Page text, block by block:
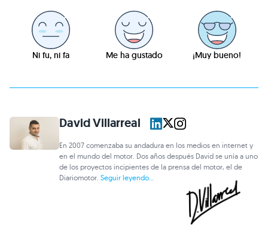
Ni fu, ni fa Me ha gustado ¡Muy bueno!
David Villarreal
En 2007 comenzaba su andadura en los medios en internet y
en el mundo del motor. Dos años después David se unía a uno
de los proyectos incipientes de la prensa del motor, el de
Diariomotor.Seguir leyendo...